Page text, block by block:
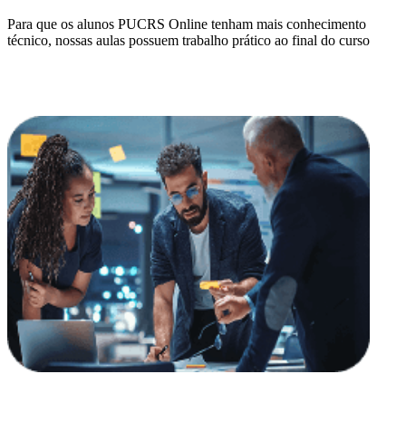
Para que os alunos PUCRS Online tenham mais conhecimento
técnico, nossas aulas possuem trabalho prático ao final do curso